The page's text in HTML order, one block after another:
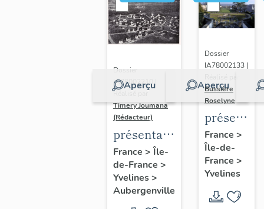
Aperçu
Dossier
IA78002210 |
Réalisé par
Timery Joumana
(Rédacteur)
présentation
de l'étude
d'Elisabethville
France > Île-
de-France >
Yvelines>
Aubergenville
Aperçu
Dossier
IA78002133 |
Bussière
Roselyne
du
diagnostic
et
France >
Île-de-
France >
Yvelines